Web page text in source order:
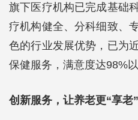
旗下医疗机构已完成基础
疗机构健全、分科细致、
色的行业发展优势，已为
保健服务，满意度达98%以
创新服务，让养老更“享老”